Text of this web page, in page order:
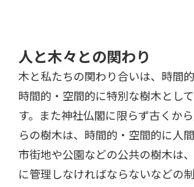
人と木々との関わり
木と私たちの関わり合いは、時間
時間的・空間的に特別な樹木とし
す。また神社仏閣に限らず古くか
らの樹木は、時間的・空間的に人
市街地や公園などの公共の樹木は
に管理しなければならないなどの